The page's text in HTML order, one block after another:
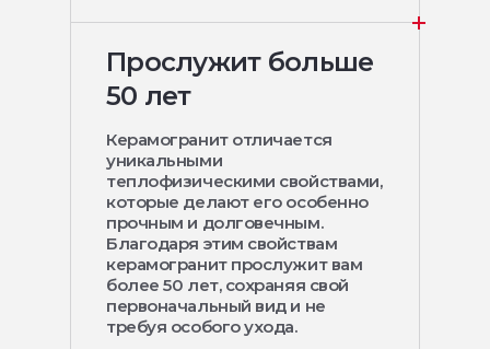
Прослужит больше
50 лет
Керамогранит отличается
уникальными
теплофизическими свойствами,
которые делают его особенно
прочным и долговечным.
Благодаря этим свойствам
керамогранит прослужит вам
более 50 лет, сохраняя свой
первоначальный вид и не
требуя особого ухода.